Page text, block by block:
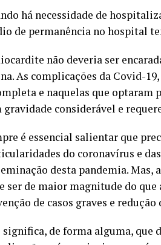
há necessidade de
de permanência no hospital
não deveria ser
As complicações da Covid-
e naquelas que optaram
gravidade considerável e
é essencial salientar que
do coronavírus e
desta pandemia. Mas,
ser de maior magnitude do
de casos graves e
significa, de forma alguma, que